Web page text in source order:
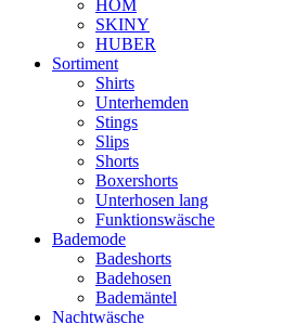
HOM
SKINY
HUBER
Sortiment
Shirts
Unterhemden
Stings
Slips
Shorts
Boxershorts
Unterhosen lang
Funktionswäsche
Bademode
Badeshorts
Badehosen
Bademäntel
Nachtwäsche